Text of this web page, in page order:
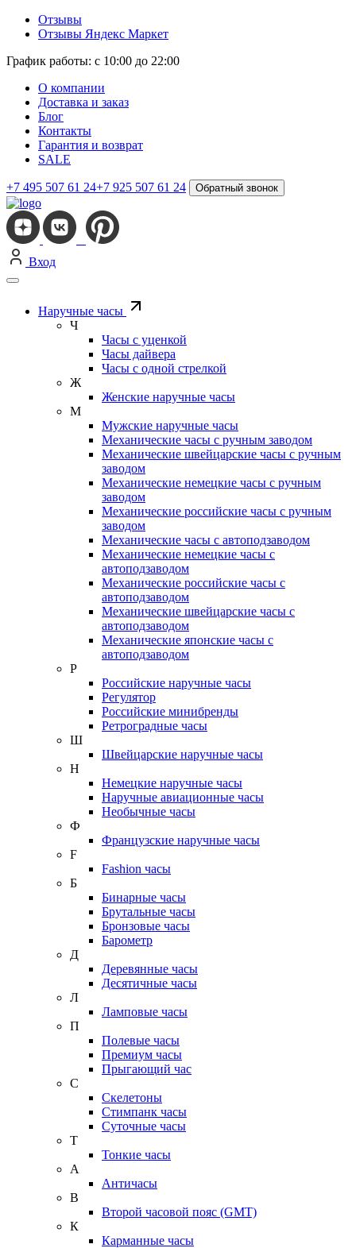
Отзывы
Отзывы Яндекс Маркет
График работы: с 10:00 до 22:00
О компании
Доставка и заказ
Блог
Контакты
Гарантия и возврат
SALE
+7 495 507 61 24+7 925 507 61 24 Обратный звонок
Вход
Наручные часы
Ч
Часы с уценкой
Часы дайвера
Часы с одной стрелкой
Ж
Женские наручные часы
М
Мужские наручные часы
Механические часы с ручным заводом
Механические швейцарские часы с ручным
заводом
Механические немецкие часы с ручным
заводом
Механические российские часы с ручным
заводом
Механические часы с автоподзаводом
Механические немецкие часы с
автоподзаводом
Механические российские часы с
автоподзаводом
Механические швейцарские часы с
автоподзаводом
Механические японские часы с
автоподзаводом
Р
Российские наручные часы
Регулятор
Российские минибренды
Ретроградные часы
Ш
Швейцарские наручные часы
Н
Немецкие наручные часы
Наручные авиационные часы
Необычные часы
Ф
Французские наручные часы
F
Fashion часы
Б
Бинарные часы
Брутальные часы
Бронзовые часы
Барометр
Д
Деревянные часы
Десятичные часы
Л
Ламповые часы
П
Полевые часы
Премиум часы
Прыгающий час
С
Скелетоны
Стимпанк часы
Суточные часы
Т
Тонкие часы
А
Античасы
В
Второй часовой пояс (GMT)
К
Карманные часы